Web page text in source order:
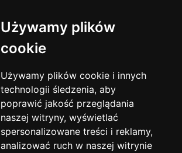
Używamy plików
cookie
Używamy plików cookie i innych
technologii śledzenia, aby
poprawić jakość przeglądania
naszej witryny, wyświetlać
spersonalizowane treści i reklamy,
analizować ruch w naszej witrynie
Pomoc